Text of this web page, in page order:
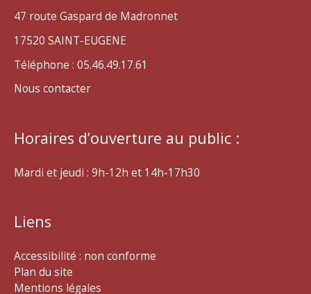
47 route Gaspard de Madronnet
17520 SAINT-EUGENE
Téléphone : 05.46.49.17.61
Nous contacter
Horaires d’ouverture au public :
Mardi et jeudi : 9h-12h et 14h-17h30
Liens
Accessibilité : non conforme
Plan du site
Mentions légales